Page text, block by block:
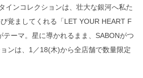
インコレクションは、壮大な銀河へ私た
覚ましてくれる「LET YOUR HEART F
テーマ。星に導かれるまま、SABONがつ
ンは、1／18(木)から全店舗で数量限定